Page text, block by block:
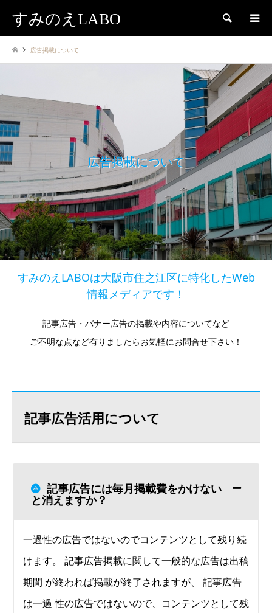
すみのえLABO 検索
広告掲載について
広告掲載について
すみのえLABOは大阪市住之江区に特化したWeb
情報メディアです！
記事広告・バナー広告の掲載や内容についてなど
ご不明な点など有りましたらお気軽にお問合せ下さい！
記事広告活用について
記事広告には毎月掲載費をかけない
と消えますか？
一過性の広告ではないのでコンテンツとして残り続
けます。 記事広告掲載に関して一般的な広告は出稿
期間 が終われば掲載が終了されますが、 記事広告
は一過 性の広告ではないので、コンテンツとして残